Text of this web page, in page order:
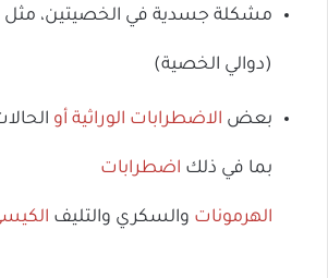
مشكلة جسدية في الخصيتين، مثل
(دوالي الخصية)
بعض الاضطرابات الوراثية أو
بما في ذلك اضطرابات
الهرمونات والسكري والتليف